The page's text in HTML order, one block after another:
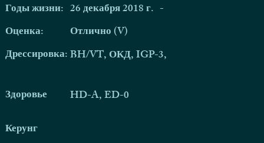
Годы жизни: 26 декабря 2018 г. -
Оценка:
Отлично (V)
Дрессировка:BH/VT, ОКД, IGP-3,
Здоровье
HD-A, ED-0
Керунг